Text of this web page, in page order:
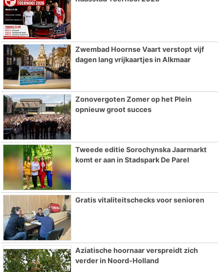
Zwembad Hoornse Vaart verstopt vijf
dagen lang vrijkaartjes in Alkmaar
Zonovergoten Zomer op het Plein
opnieuw groot succes
Tweede editie Sorochynska Jaarmarkt
komt er aan in Stadspark De Parel
Gratis vitaliteitschecks voor senioren
Aziatische hoornaar verspreidt zich
verder in Noord-Holland